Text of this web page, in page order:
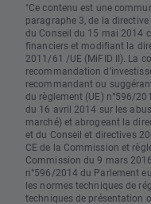
"Ce contenu est une
paragraphe 3, de la
du Conseil du 15 mai 2014
financiers et modifiant la
2011/61 /UE (MiFID II). La
recommandation
recommandant ou
du règlement (UE) n°596/
du 16 avril 2014 sur les
marché) et abrogeant la
et du Conseil et directives
CE de la Commission et
Commission du 9 mars
n°596/2014 du Parlement
les normes techniques de
techniques de présentation